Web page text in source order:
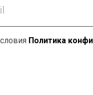
Политика